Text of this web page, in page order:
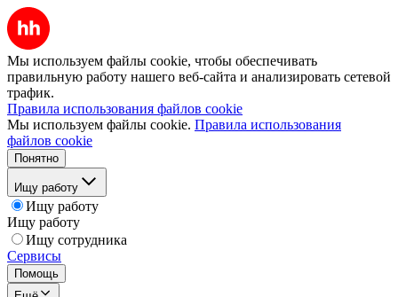
Мы используем файлы cookie, чтобы обеспечивать
правильную работу нашего веб-сайта и анализировать сетевой
трафик.
Правила использования файлов cookie
Мы используем файлы cookie. Правила использования
файлов cookie
Понятно
Ищу работу
Ищу работу
Ищу работу
Ищу сотрудника
Сервисы
Помощь